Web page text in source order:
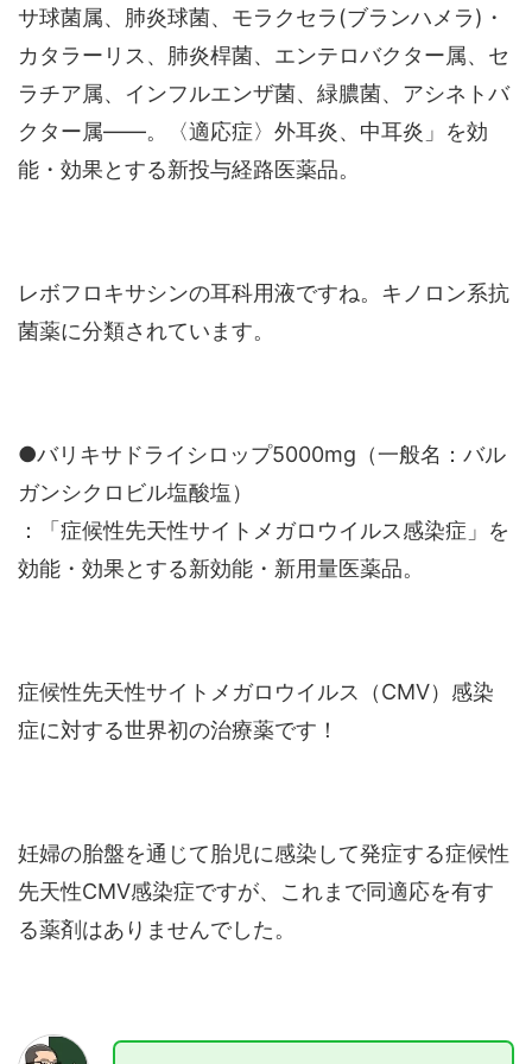
サ球菌属、肺炎球菌、モラクセラ(ブランハメラ)・
カタラーリス、肺炎桿菌、エンテロバクター属、セ
ラチア属、インフルエンザ菌、緑膿菌、アシネトバ
クター属――。〈適応症〉外耳炎、中耳炎」を効
能・効果とする新投与経路医薬品。
レボフロキサシンの耳科用液ですね。キノロン系抗
菌薬に分類されています。
●バリキサドライシロップ5000mg（一般名：バル
ガンシクロビル塩酸塩）
：「症候性先天性サイトメガロウイルス感染症」を
効能・効果とする新効能・新用量医薬品。
症候性先天性サイトメガロウイルス（CMV）感染
症に対する世界初の治療薬です！
妊婦の胎盤を通じて胎児に感染して発症する症候性
先天性CMV感染症ですが、これまで同適応を有す
る薬剤はありませんでした。